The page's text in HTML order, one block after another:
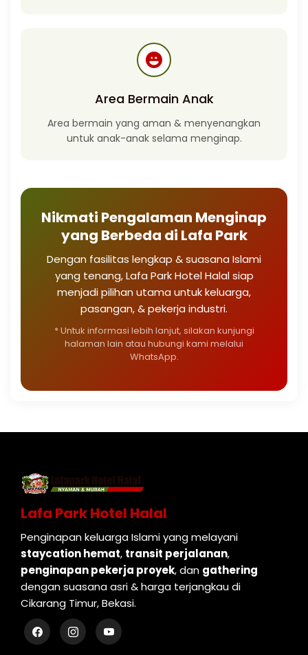
Area Bermain Anak
Area bermain yang aman & menyenangkan
untuk anak-anak selama menginap.
Nikmati Pengalaman Menginap
yang Berbeda di Lafa Park
Dengan fasilitas lengkap & suasana Islami
yang tenang, Lafa Park Hotel Halal siap
menjadi pilihan utama untuk keluarga,
pasangan, & pekerja industri.
* Untuk informasi lebih lanjut, silakan kunjungi
halaman lain atau hubungi kami melalui
WhatsApp.
Lafa Park Hotel Halal
Penginapan keluarga Islami yang melayani
staycation hemat, transit perjalanan,
penginapan pekerja proyek, dan gathering
dengan suasana asri & harga terjangkau di
Cikarang Timur, Bekasi.